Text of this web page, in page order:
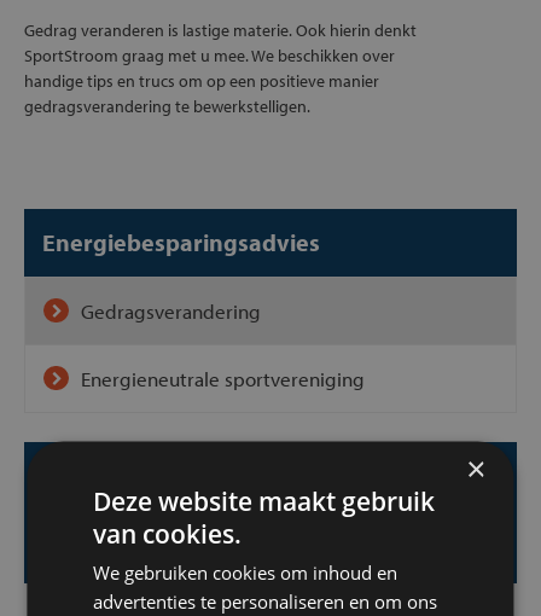
Gedrag veranderen is lastige materie. Ook hierin denkt
SportStroom graag met u mee. We beschikken over
handige tips en trucs om op een positieve manier
gedragsverandering te bewerkstelligen.
Energiebesparingsadvies
Gedragsverandering
Energieneutrale sportvereniging
Teruggebeld worden?
Laat het ons weten
×
Deze website maakt gebruik
van cookies.
We gebruiken cookies om inhoud en
advertenties te personaliseren en om ons